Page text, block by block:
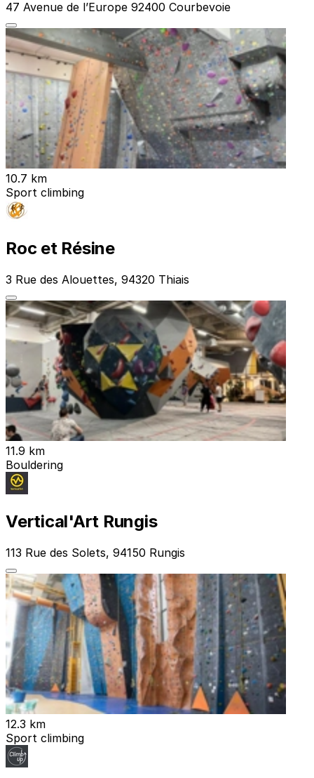
47 Avenue de l’Europe 92400 Courbevoie
10.7 km
Sport climbing
Roc et Résine
3 Rue des Alouettes, 94320 Thiais
11.9 km
Bouldering
Vertical'Art Rungis
113 Rue des Solets, 94150 Rungis
12.3 km
Sport climbing